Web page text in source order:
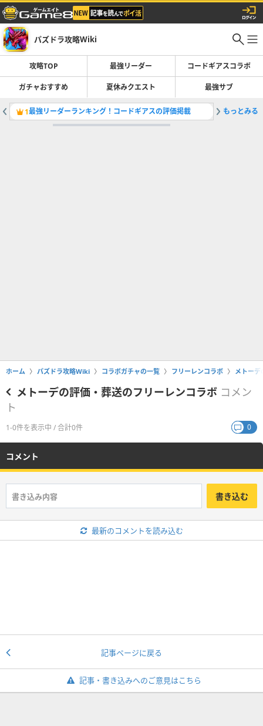
パズドラ攻略Wiki
攻略TOP 最強リーダー コードギアスコラボ
ガチャおすすめ 夏休みクエスト 最強サブ
1最強リーダーランキング！コードギアスの評価掲載 2コード
もっとみる
ホーム パズドラ攻略Wiki コラボガチャの一覧 フリーレンコラボ メトーデ
メトーデの評価・葬送のフリーレンコラボ コメン
ト
1-0件を表示中 / 合計0件 0
コメント
書き込む
最新のコメントを読み込む
記事ページに戻る
記事・書き込みへのご意見はこちら